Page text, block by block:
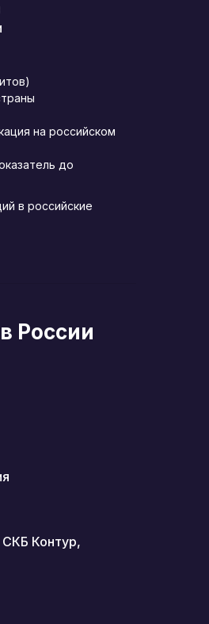
на российском
до
в российские
России
СКБ Контур,